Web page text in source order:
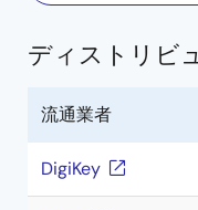
ディストリビ
流通業者
DigiKey